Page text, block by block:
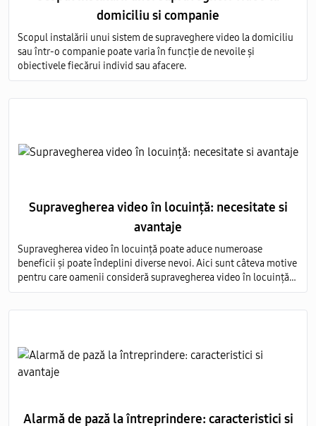
domiciliu si companie
Scopul instalării unui sistem de supraveghere video la domiciliu
sau într-o companie poate varia în funcție de nevoile și
obiectivele fiecărui individ sau afacere.
Supravegherea video în locuință: necesitate si
avantaje
Supravegherea video în locuință poate aduce numeroase
beneficii și poate îndeplini diverse nevoi. Aici sunt câteva motive
pentru care oamenii consideră supravegherea video în locuință
ca fiind necesară, precum și avantajele asociate acestei practici
Alarmă de pază la întreprindere: caracteristici si